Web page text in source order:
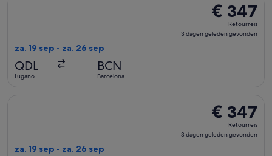
€ 347
Retourreis,
3
€ 347
Retourreis
3 dagen geleden gevonden
za. 19 sep - za. 26 sep
QDL
Lugano
BCN
Barcelona
€ 347
Retourreis,
3
€ 347
Retourreis
3 dagen geleden gevonden
za. 19 sep - za. 26 sep